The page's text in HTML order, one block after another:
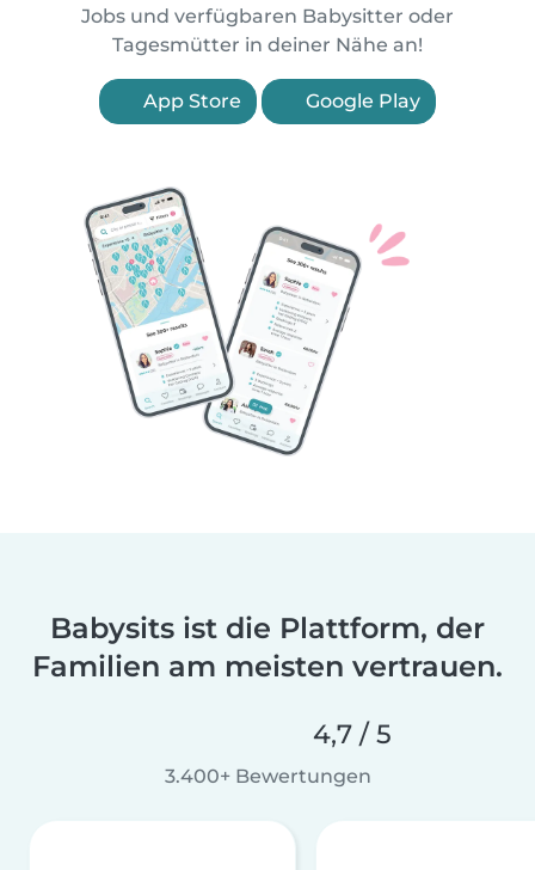
Jobs und verfügbaren Babysitter oder
Tagesmütter in deiner Nähe an!
App Store Google Play
Babysits ist die Plattform, der
Familien am meisten vertrauen.
4,7 / 5
3.400+ Bewertungen